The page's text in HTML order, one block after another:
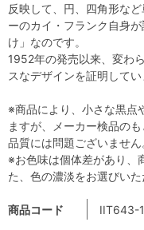
商品コード IIT643-
反映して、円、四角形な
ーのカイ・フランク自身
け」なのです。
1952年の発売以来、変わ
スなデザインを証明してい
※商品により、小さな黒点
ますが、メーカー検品の
品質には問題ございません
※お色味は個体差があり、
た、色の濃淡をお選びいた